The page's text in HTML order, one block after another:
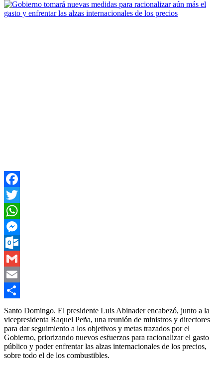
Facebook
Twitter
WhatsApp
Messenger
Outlook.com
Gmail
Email
Compartir
Santo Domingo. El presidente Luis Abinader encabezó, junto a la
vicepresidenta Raquel Peña, una reunión de ministros y directores
para dar seguimiento a los objetivos y metas trazados por el
Gobierno, priorizando nuevos esfuerzos para racionalizar el gasto
público y poder enfrentar las alzas internacionales de los precios,
sobre todo el de los combustibles.